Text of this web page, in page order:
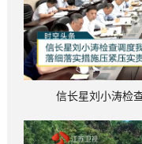
信长星刘小涛检